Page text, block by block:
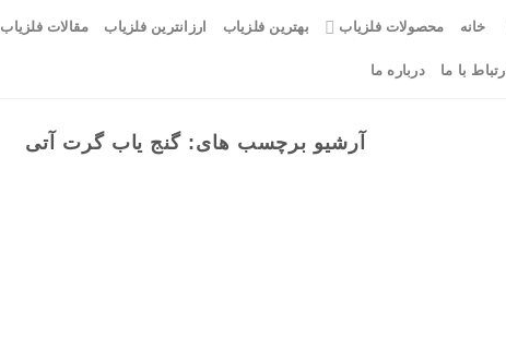
خانه محصولات فلزیاب بهترین فلزیاب ارزانترین فلزیاب مقالات فلزیاب
ارتباط با ما درباره ما
آرشیو برچسب های: گنج یاب گرت آتی